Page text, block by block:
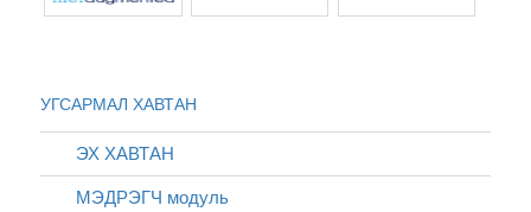
УГСАРМАЛ ХАВТАН
ЭХ ХАВТАН
МЭДРЭГЧ модуль